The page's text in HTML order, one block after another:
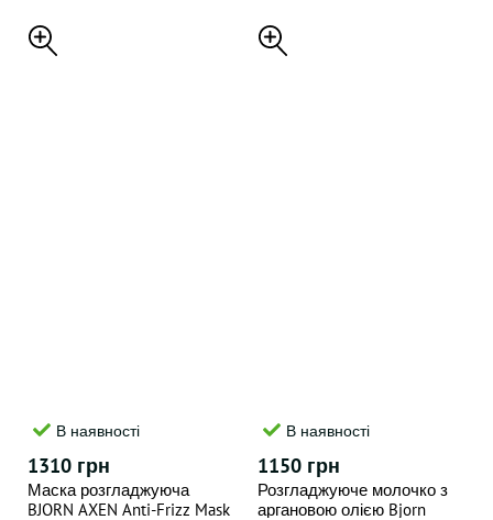
В наявності
1310 грн
Маска розгладжуюча
BJORN AXEN Anti-Frizz Mask
В наявності
1150 грн
Розгладжуюче молочко з
аргановою олією Bjorn